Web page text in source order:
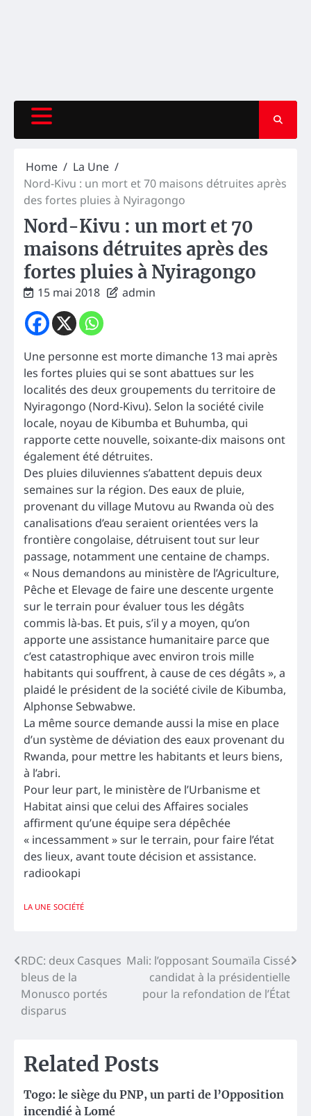
Home
La Une
Nord-Kivu : un mort et 70 maisons détruites après
des fortes pluies à Nyiragongo
Nord-Kivu : un mort et 70
maisons détruites après des
fortes pluies à Nyiragongo
15 mai 2018 admin
Une personne est morte dimanche 13 mai après
les fortes pluies qui se sont abattues sur les
localités des deux groupements du territoire de
Nyiragongo (Nord-Kivu). Selon la société civile
locale, noyau de Kibumba et Buhumba, qui
rapporte cette nouvelle, soixante-dix maisons ont
également été détruites.
Des pluies diluviennes s’abattent depuis deux
semaines sur la région. Des eaux de pluie,
provenant du village Mutovu au Rwanda où des
canalisations d’eau seraient orientées vers la
frontière congolaise, détruisent tout sur leur
passage, notamment une centaine de champs.
« Nous demandons au ministère de l’Agriculture,
Pêche et Elevage de faire une descente urgente
sur le terrain pour évaluer tous les dégâts
commis là-bas. Et puis, s’il y a moyen, qu’on
apporte une assistance humanitaire parce que
c’est catastrophique avec environ trois mille
habitants qui souffrent, à cause de ces dégâts », a
plaidé le président de la société civile de Kibumba,
Alphonse Sebwabwe.
La même source demande aussi la mise en place
d’un système de déviation des eaux provenant du
Rwanda, pour mettre les habitants et leurs biens,
à l’abri.
Pour leur part, le ministère de l’Urbanisme et
Habitat ainsi que celui des Affaires sociales
affirment qu’une équipe sera dépêchée
« incessamment » sur le terrain, pour faire l’état
des lieux, avant toute décision et assistance.
radiookapi
LA UNE SOCIÉTÉ
Navigation
de
l’article
RDC: deux Casques
bleus de la
Monusco portés
disparus
Mali: l’opposant Soumaïla Cissé
candidat à la présidentielle
pour la refondation de l’État
Related Posts
Togo: le siège du PNP, un parti de l’Opposition
incendié à Lomé